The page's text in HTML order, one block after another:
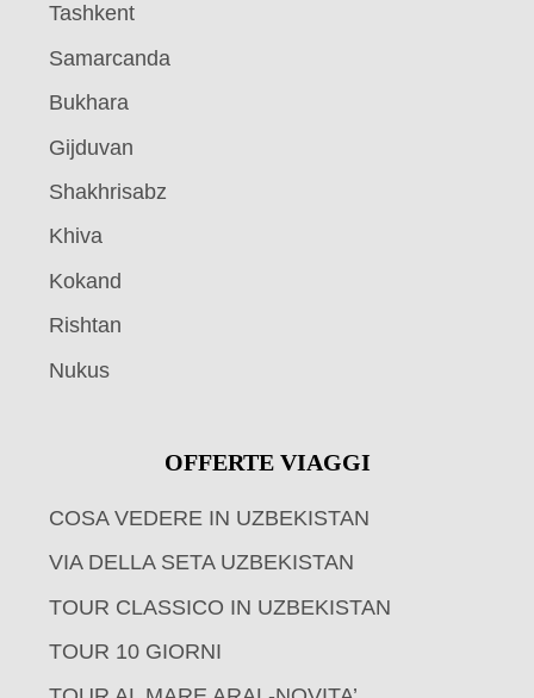
Tashkent
Samarcanda
Bukhara
Gijduvan
Shakhrisabz
Khiva
Kokand
Rishtan
Nukus
OFFERTE VIAGGI
COSA VEDERE IN UZBEKISTAN
VIA DELLA SETA UZBEKISTAN
TOUR CLASSICO IN UZBEKISTAN
TOUR 10 GIORNI